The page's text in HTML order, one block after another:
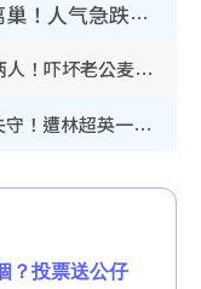
30岁男艺人低调宣布已秘密离巢！人气急跌变失踪人口：“这几年过得并不容易”
简淑儿染金发剪短头发气质判若两人！吓坏老公麦大力都认不出：“你做什么？”
TVB新闻主播陈嘉欣镜头前罕见失守！遭林超英一句话突袭吓坏当场大笑